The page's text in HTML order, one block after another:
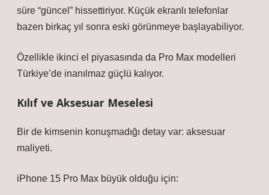
süre “güncel” hissettiriyor. Küçük ekranlı telefonlar
bazen birkaç yıl sonra eski görünmeye başlayabiliyor.
Özellikle ikinci el piyasasında da Pro Max modelleri
Türkiye’de inanılmaz güçlü kalıyor.
Kılıf ve Aksesuar Meselesi
Bir de kimsenin konuşmadığı detay var: aksesuar
maliyeti.
iPhone 15 Pro Max büyük olduğu için: